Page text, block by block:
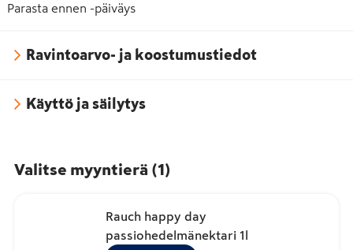
Parasta ennen -päiväys
Ravintoarvo- ja koostumustiedot
Käyttö ja säilytys
Valitse myyntierä (1)
Rauch happy day
passiohedelmänektari 1l